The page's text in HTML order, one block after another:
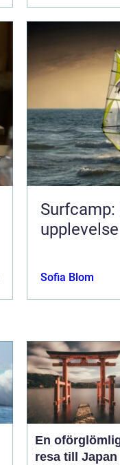
upplevelse
Sofia Blom
En
resa till Japan